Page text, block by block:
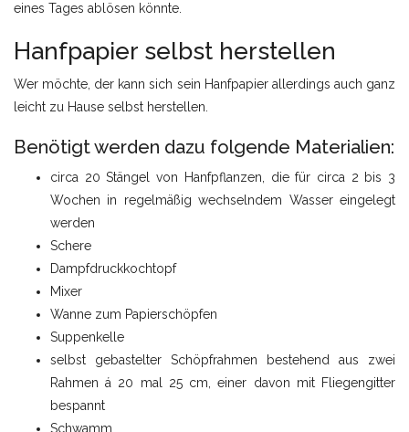
eines Tages ablösen könnte.
Hanfpapier selbst herstellen
Wer möchte, der kann sich sein Hanfpapier allerdings auch ganz
leicht zu Hause selbst herstellen.
Benötigt werden dazu folgende Materialien:
circa 20 Stängel von Hanfpflanzen, die für circa 2 bis 3
Wochen in regelmäßig wechselndem Wasser eingelegt
werden
Schere
Dampfdruckkochtopf
Mixer
Wanne zum Papierschöpfen
Suppenkelle
selbst gebastelter Schöpfrahmen bestehend aus zwei
Rahmen á 20 mal 25 cm, einer davon mit Fliegengitter
bespannt
Schwamm